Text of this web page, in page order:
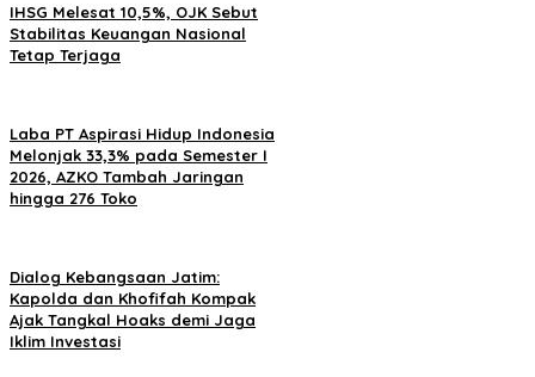
IHSG Melesat 10,5%, OJK Sebut
Stabilitas Keuangan Nasional
Tetap Terjaga
Laba PT Aspirasi Hidup Indonesia
Melonjak 33,3% pada Semester I
2026, AZKO Tambah Jaringan
hingga 276 Toko
Dialog Kebangsaan Jatim:
Kapolda dan Khofifah Kompak
Ajak Tangkal Hoaks demi Jaga
Iklim Investasi